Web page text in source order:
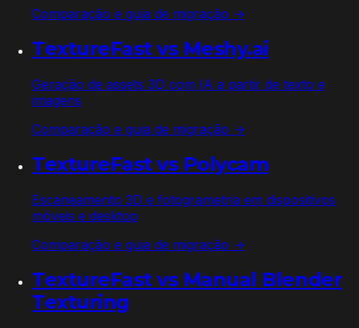
Comparação e guia de migração →
TextureFast vs Meshy.ai
Geração de assets 3D com IA a partir de texto e
imagens
Comparação e guia de migração →
TextureFast vs Polycam
Escaneamento 3D e fotogrametria em dispositivos
móveis e desktop
Comparação e guia de migração →
TextureFast vs Manual Blender
Texturing